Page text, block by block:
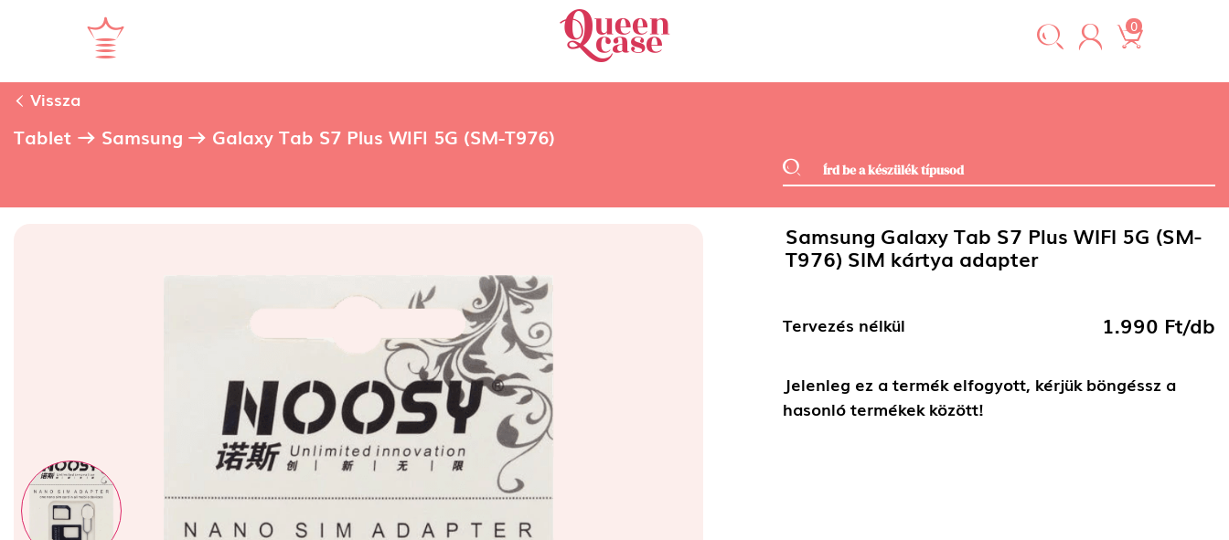
0
Vissza
Tablet Samsung Galaxy Tab S7 Plus WIFI 5G (SM-T976)
Samsung Galaxy Tab S7 Plus WIFI 5G (SM-
T976) SIM kártya adapter
Tervezés nélkül 1.990 Ft/db
Jelenleg ez a termék elfogyott, kérjük böngéssz a
hasonló termékek között!